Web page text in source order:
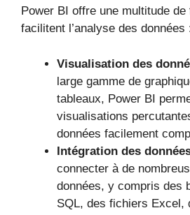
Power BI offre une multitude
facilitent l’analyse des données
Visualisation des
large gamme de
tableaux, Power BI
visualisations
données facilement
Intégration des
connecter à de
données, y compris des
SQL, des fichiers Excel,